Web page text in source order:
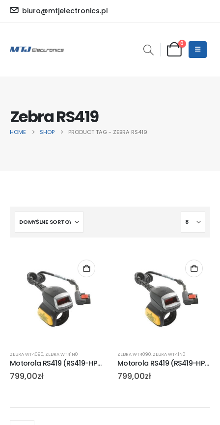
biuro@mtjelectronics.pl
0
Zebra RS419
HOME SHOP PRODUCT TAG - ZEBRA RS419
ZEBRA WT4090, ZEBRA WT41N0
Motorola RS419 (RS419-HP2000FLR)
799,00zł
ZEBRA WT4090, ZEBRA WT41N0
Motorola RS419 (RS419-HP2000FSR)
799,00zł